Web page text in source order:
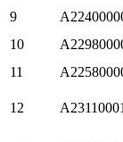
9
10
11
12